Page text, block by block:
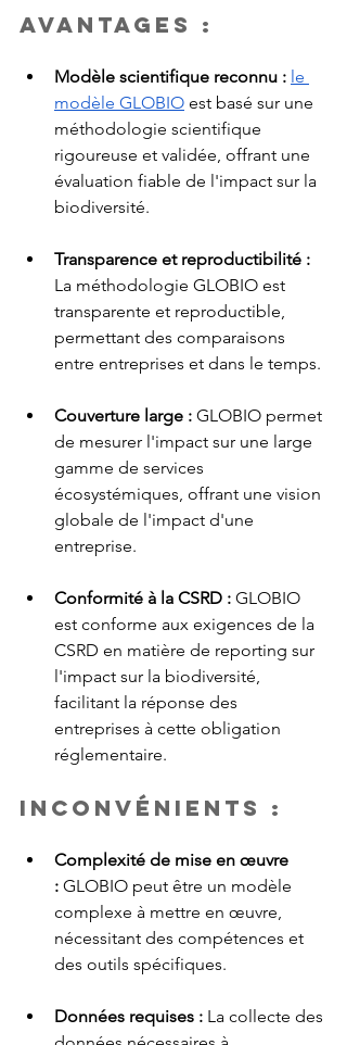
Avantages :
Modèle scientifique reconnu : le
modèle GLOBIO est basé sur une
méthodologie scientifique
rigoureuse et validée, offrant une
évaluation fiable de l'impact sur la
biodiversité.
Transparence et reproductibilité :
La méthodologie GLOBIO est
transparente et reproductible,
permettant des comparaisons
entre entreprises et dans le temps.
Couverture large : GLOBIO permet
de mesurer l'impact sur une large
gamme de services
écosystémiques, offrant une vision
globale de l'impact d'une
entreprise.
Conformité à la CSRD : GLOBIO
est conforme aux exigences de la
CSRD en matière de reporting sur
l'impact sur la biodiversité,
facilitant la réponse des
entreprises à cette obligation
réglementaire.
Inconvénients :
Complexité de mise en œuvre
: GLOBIO peut être un modèle
complexe à mettre en œuvre,
nécessitant des compétences et
des outils spécifiques.
Données requises : La collecte des